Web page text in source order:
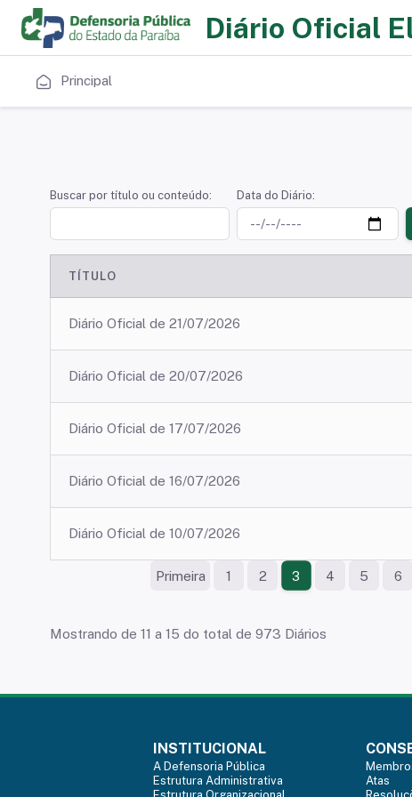
Diário Oficial
Principal
Buscar por título ou conteúdo: Data do Diário:
TÍTULO
Diário Oficial de 21/07/2026
Diário Oficial de 20/07/2026
Diário Oficial de 17/07/2026
Diário Oficial de 16/07/2026
Diário Oficial de 10/07/2026
Primeira 1 2 3 4 5 6
Mostrando de 11 a 15 do total de 973 Diários
INSTITUCIONAL
A Defensoria Pública
Estrutura Administrativa
Atas